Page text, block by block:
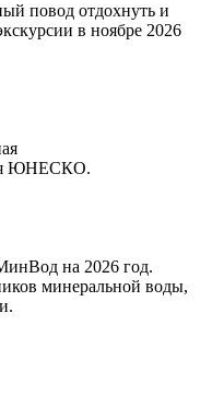
повод отдохнуть и
в ноябре 2026
ЮНЕСКО.
на 2026 год.
минеральной воды,